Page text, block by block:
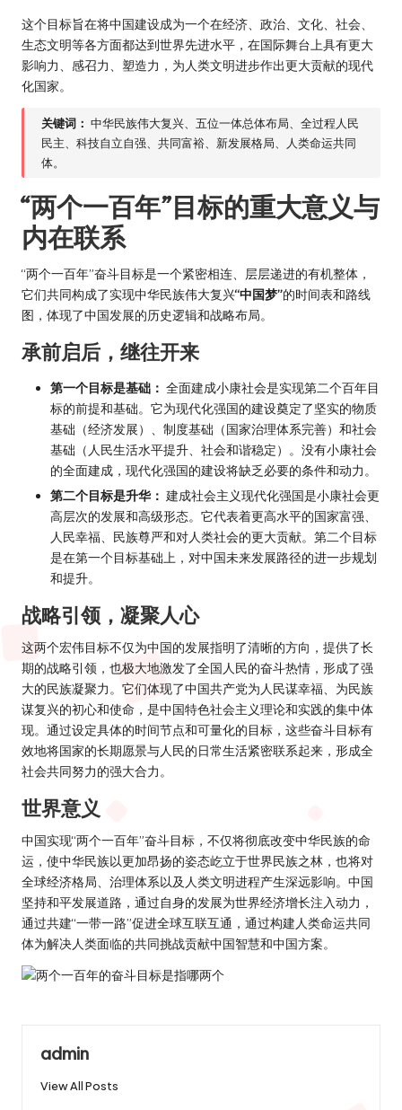
这个目标旨在将中国建设成为一个在经济、政治、文化、社会、
生态文明等各方面都达到世界先进水平，在国际舞台上具有更大
影响力、感召力、塑造力，为人类文明进步作出更大贡献的现代
化国家。
关键词： 中华民族伟大复兴、五位一体总体布局、全过程人民
民主、科技自立自强、共同富裕、新发展格局、人类命运共同
体。
“两个一百年”目标的重大意义与
内在联系
“两个一百年”奋斗目标是一个紧密相连、层层递进的有机整体，
它们共同构成了实现中华民族伟大复兴“中国梦”的时间表和路线
图，体现了中国发展的历史逻辑和战略布局。
承前启后，继往开来
第一个目标是基础： 全面建成小康社会是实现第二个百年目
标的前提和基础。它为现代化强国的建设奠定了坚实的物质
基础（经济发展）、制度基础（国家治理体系完善）和社会
基础（人民生活水平提升、社会和谐稳定）。没有小康社会
的全面建成，现代化强国的建设将缺乏必要的条件和动力。
第二个目标是升华： 建成社会主义现代化强国是小康社会更
高层次的发展和高级形态。它代表着更高水平的国家富强、
人民幸福、民族尊严和对人类社会的更大贡献。第二个目标
是在第一个目标基础上，对中国未来发展路径的进一步规划
和提升。
战略引领，凝聚人心
这两个宏伟目标不仅为中国的发展指明了清晰的方向，提供了长
期的战略引领，也极大地激发了全国人民的奋斗热情，形成了强
大的民族凝聚力。它们体现了中国共产党为人民谋幸福、为民族
谋复兴的初心和使命，是中国特色社会主义理论和实践的集中体
现。通过设定具体的时间节点和可量化的目标，这些奋斗目标有
效地将国家的长期愿景与人民的日常生活紧密联系起来，形成全
社会共同努力的强大合力。
世界意义
中国实现“两个一百年”奋斗目标，不仅将彻底改变中华民族的命
运，使中华民族以更加昂扬的姿态屹立于世界民族之林，也将对
全球经济格局、治理体系以及人类文明进程产生深远影响。中国
坚持和平发展道路，通过自身的发展为世界经济增长注入动力，
通过共建“一带一路”促进全球互联互通，通过构建人类命运共同
体为解决人类面临的共同挑战贡献中国智慧和中国方案。
admin
View All Posts